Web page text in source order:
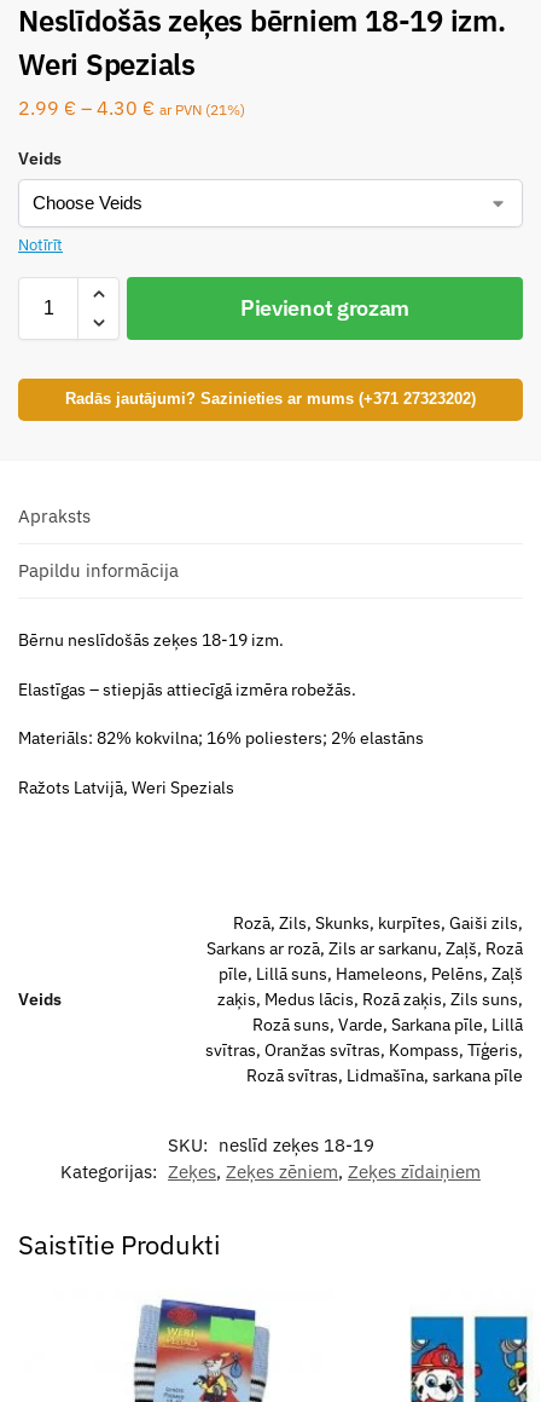
Neslīdošās zeķes bērniem 18-19 izm.
Weri Spezials
2.99 € – 4.30 € ar PVN (21%)
Veids
Notīrīt
Pievienot grozam
Radās jautājumi? Sazinieties ar mums (+371 27323202)
Apraksts
Papildu informācija
Bērnu neslīdošās zeķes 18-19 izm.
Elastīgas – stiepjās attiecīgā izmēra robežās.
Materiāls: 82% kokvilna; 16% poliesters; 2% elastāns
Ražots Latvijā, Weri Spezials
Veids
Rozā, Zils, Skunks, kurpītes, Gaiši zils,
Sarkans ar rozā, Zils ar sarkanu, Zaļš, Rozā
pīle, Lillā suns, Hameleons, Pelēns, Zaļš
zaķis, Medus lācis, Rozā zaķis, Zils suns,
Rozā suns, Varde, Sarkana pīle, Lillā
svītras, Oranžas svītras, Kompass, Tīģeris,
Rozā svītras, Lidmašīna, sarkana pīle
SKU: neslīd zeķes 18-19
Kategorijas: Zeķes, Zeķes zēniem, Zeķes zīdaiņiem
Saistītie Produkti